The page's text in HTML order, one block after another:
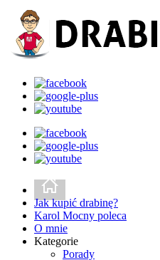
Jak kupić drabinę?
Karol Mocny poleca
O mnie
Kategorie
Porady